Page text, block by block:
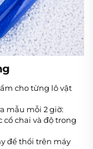
cho từng lô vật
mẫu mỗi 2 giờ:
chai và độ trong
để thổi trên máy